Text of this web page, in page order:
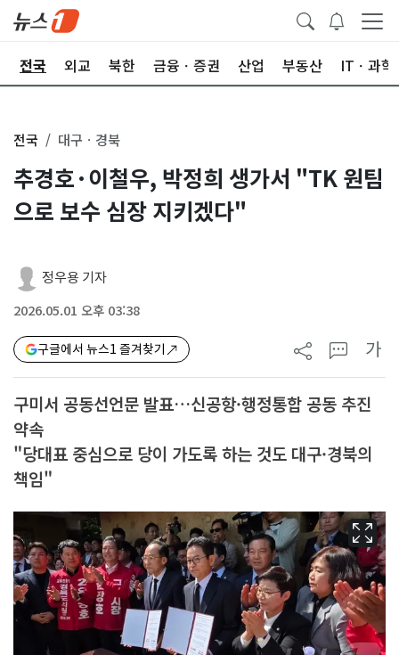
전국 외교 북한 금융ㆍ증권 산업 부동산 ITㆍ과학
전국 대구ㆍ경북
추경호·이철우, 박정희 생가서 "TK 원팀
으로 보수 심장 지키겠다"
정우용 기자
2026.05.01 오후 03:38
구글에서 뉴스1 즐겨찾기 가
구미서 공동선언문 발표…신공항·행정통합 공동 추진
약속
"당대표 중심으로 당이 가도록 하는 것도 대구·경북의
책임"